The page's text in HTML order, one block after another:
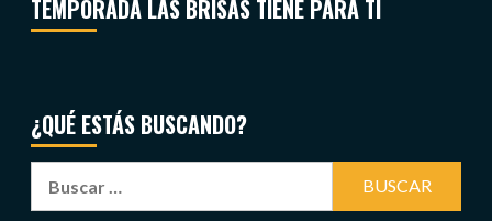
TEMPORADA LAS BRISAS TIENE PARA TI
¿QUÉ ESTÁS BUSCANDO?